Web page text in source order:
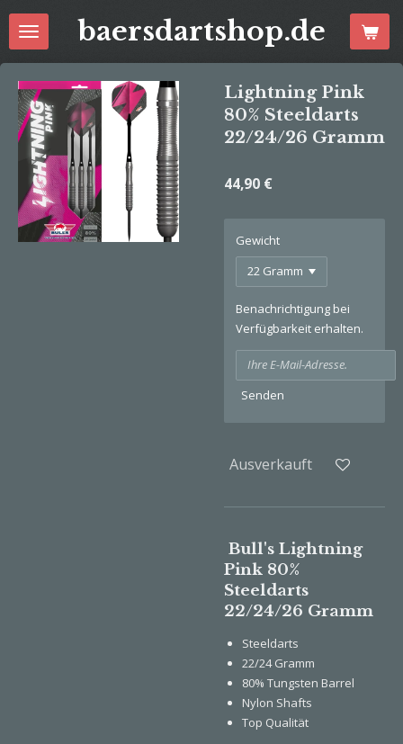
Zum
Hauptinhalt
baersdartshop.de
Lightning Pink
80% Steeldarts
22/24/26 Gramm
44,90 €
Gewicht
Benachrichtigung bei
Verfügbarkeit erhalten.
Senden
Ausverkauft
Bull's Lightning
Pink 80%
Steeldarts
22/24/26 Gramm
Steeldarts
22/24 Gramm
80% Tungsten Barrel
Nylon Shafts
Top Qualität